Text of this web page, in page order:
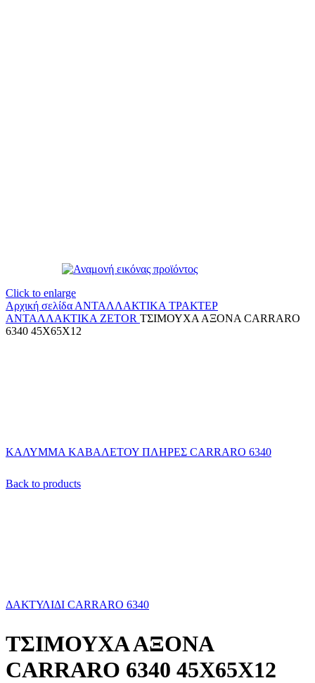
Click to enlarge
Αρχική σελίδα ΑΝΤΑΛΛΑΚΤΙΚΑ ΤΡΑΚΤΕΡ
ΑΝΤΑΛΛΑΚΤΙΚΑ ZETOR ΤΣΙΜΟΥΧΑ ΑΞΟΝΑ CARRARO
6340 45Χ65Χ12
ΚΑΛΥΜΜΑ ΚΑΒΑΛΕΤΟΥ ΠΛΗΡΕΣ CARRARO 6340
Back to products
ΔΑΚΤΥΛΙΔΙ CARRARO 6340
ΤΣΙΜΟΥΧΑ ΑΞΟΝΑ
CARRARO 6340 45Χ65Χ12